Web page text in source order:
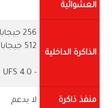
العشوائية
الذاكرة الداخلية
256 جيجابايت مع 8 جيجا رام
512 جيجابايت مع 8 جيجا رام
- UFS 4.0
منفذ ذاكرة
لا يدعم